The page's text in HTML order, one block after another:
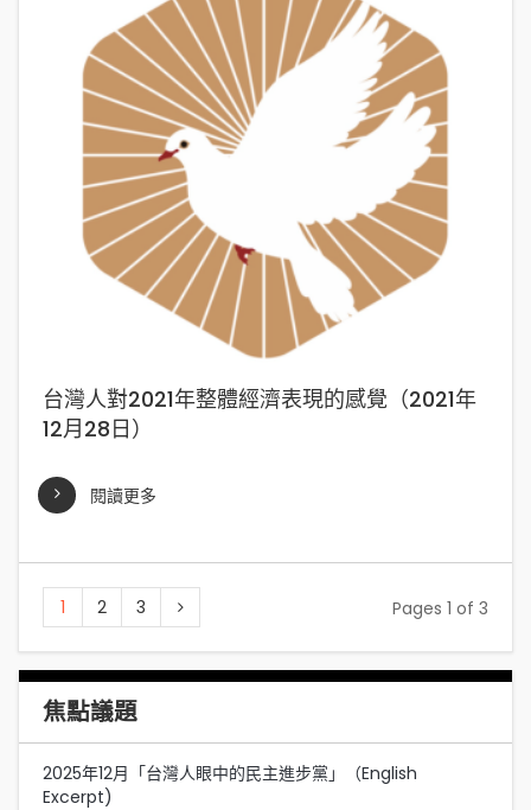
台灣人對2021年整體經濟表現的感覺（2021年
12月28日）
閱讀更多
Pages 1 of 3
1 2 3
焦點議題
2025年12月「台灣人眼中的民主進步黨」（English
Excerpt)